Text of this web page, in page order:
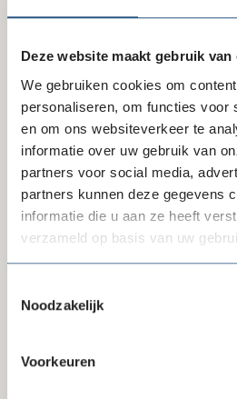
Deze website maakt gebruik van
We gebruiken cookies om
personaliseren, om functies voor
en om ons websiteverkeer te
informatie over uw gebruik van
partners voor social media,
partners kunnen deze gegevens
informatie die u aan ze heeft
verzameld op basis van uw
Noodzakelijk
Voorkeuren
ALV 26 juni 2025
Extra ALV 20 januari 2025
ALV 28 november 2024
ALV 27 juni 2024
Extra ALV 22 januari 2024
ALV 30 november 2023
ALV 25 NOVEMBER 2021